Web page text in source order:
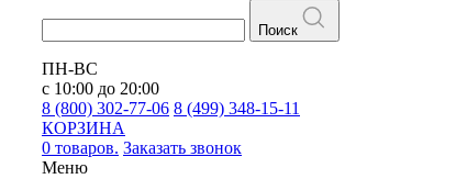
Поиск
ПН-ВС
с 10:00 до 20:00
8 (800) 302-77-06 8 (499) 348-15-11
КОРЗИНА
0 товаров. Заказать звонок
Меню